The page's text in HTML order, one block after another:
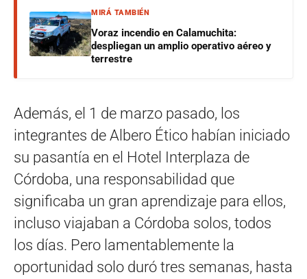
MIRÁ TAMBIÉN
Voraz incendio en Calamuchita:
despliegan un amplio operativo aéreo y
terrestre
Además, el 1 de marzo pasado, los
integrantes de Albero Ético habían iniciado
su pasantía en el Hotel Interplaza de
Córdoba, una responsabilidad que
significaba un gran aprendizaje para ellos,
incluso viajaban a Córdoba solos, todos
los días. Pero lamentablemente la
oportunidad solo duró tres semanas, hasta